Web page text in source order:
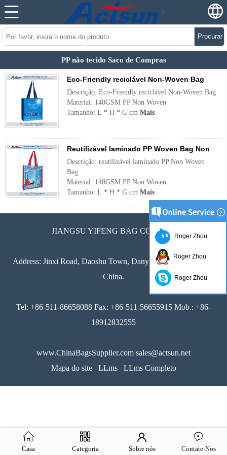
Procurar
PP não tecido Saco de Compras
Eco-Friendly reciclável Non-Woven Bag
Descrição: Eco-Friendly reciclável Non-Woven Bag
Material: 140GSM PP Non Woven
Tamanho: L * H * G cm Mais
Reutilizável laminado PP Woven Bag Non
Descrição: reutilizável laminado PP Non Woven
Bag
Material: 140GSM PP Non Woven
Tamanho: L * H * G cm Mais
JIANGSU YIFENG BAG CO., LTD.
Address: Jinxi Road, Daoshu Town, Danyang,Jiangsu 212361,
China.
Tel: +86-511-86658088 Fax: +86-511-56655915 Mob.: +86-
18912832555
www.ChinaBagsSupplier.com sales@actsun.net
Mapa do site
LLms LLms Completo
Casa Categoria Sobre nós Contate-Nos
Roger Zhou
Roger Zhou
Roger Zhou